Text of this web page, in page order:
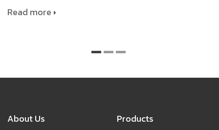
Read more
About Us
Products